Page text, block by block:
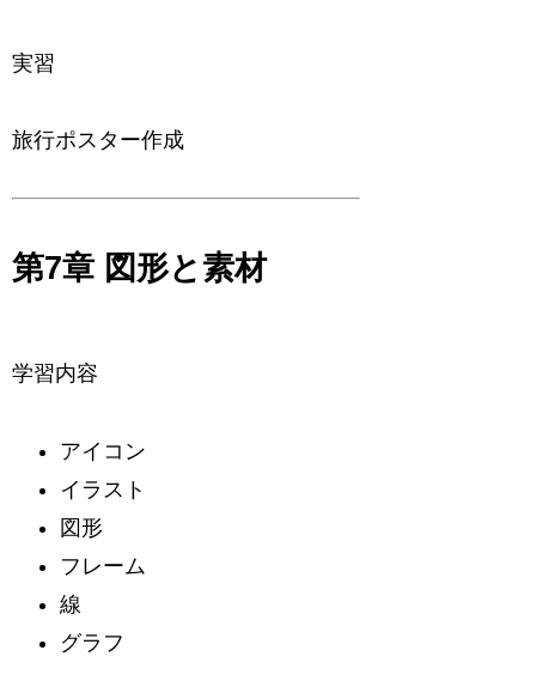
実習
旅行ポスター作成
第7章 図形と素材
学習内容
アイコン
イラスト
図形
フレーム
線
グラフ